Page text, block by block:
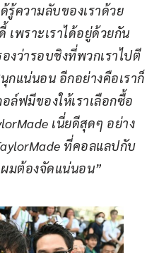
รู้ความลับของเราด้วย
เพราะเราได้อยู่ด้วยกัน
งว่ารอบชิงที่พวกเราไปตี
กแน่นอน อีกอย่างคือเราก็
ล์ฟมีของให้เราเลือกซื้อ
เนี่ยดีสุดๆ อย่าง
ที่คอลแลปกับ
มต้องจัดแน่นอน”